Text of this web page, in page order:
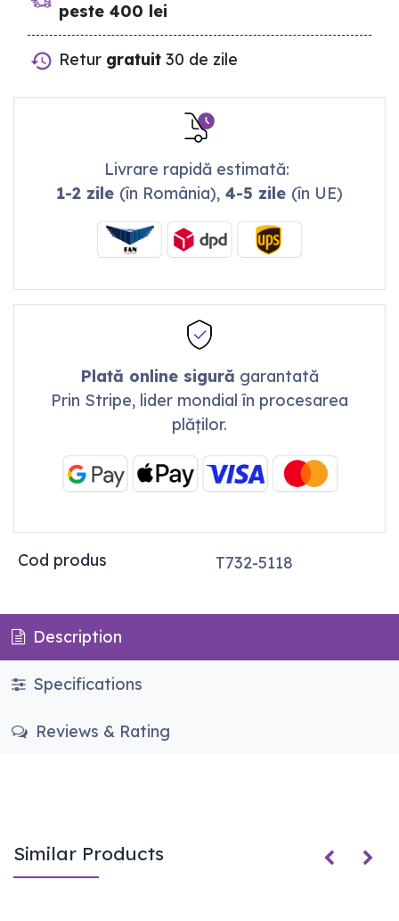
peste 400 lei
Retur gratuit 30 de zile
Livrare rapidă estimată:
1-2 zile (în România),4-5 zile (în UE)
Plată online sigură garantată
Prin Stripe, lider mondial în procesarea
plăților.
Cod produs T732-5118
Description
Specifications
Reviews & Rating
Similar Products